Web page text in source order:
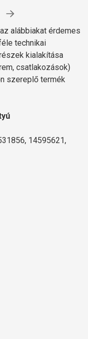
alábbiakat érdemes
technikai
kialakítása
csatlakozások)
szereplő termék
14595621,